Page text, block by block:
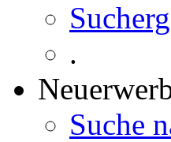
.
Suche